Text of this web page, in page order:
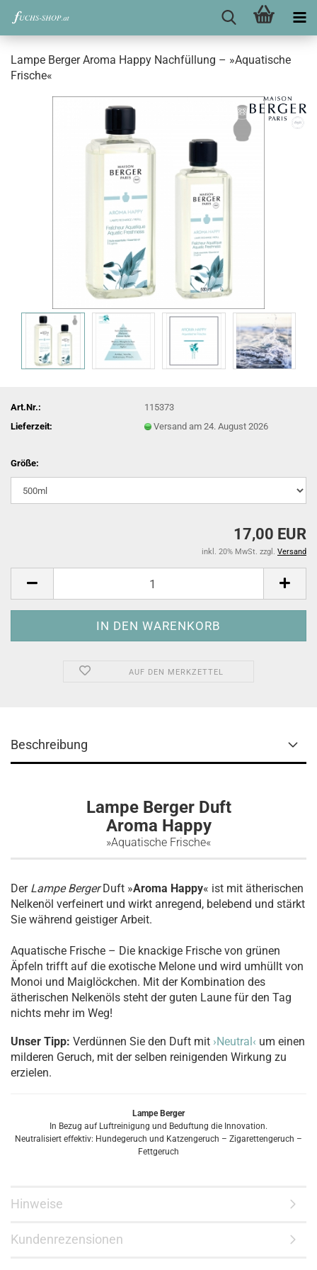
Lampe Berger Aroma Happy Nachfüllung – »Aquatische
Frische«
Art.Nr.:
115373
Lieferzeit:
Versand am 24. August 2026
Größe:
17,00 EUR
inkl. 20% MwSt. zzgl. Versand
AUF DEN MERKZETTEL
Beschreibung
Lampe Berger Duft
Aroma Happy
»Aquatische Frische«
Der Lampe BergerDuft »Aroma Happy« ist mit ätherischen
Nelkenöl verfeinert und wirkt anregend, belebend und stärkt
Sie während geistiger Arbeit.
Aquatische Frische – Die knackige Frische von grünen
Äpfeln trifft auf die exotische Melone und wird umhüllt von
Monoi und Maiglöckchen. Mit der Kombination des
ätherischen Nelkenöls steht der guten Laune für den Tag
nichts mehr im Weg!
Unser Tipp: Verdünnen Sie den Duft mit ›Neutral‹ um einen
milderen Geruch, mit der selben reinigenden Wirkung zu
erzielen.
Lampe Berger
In Bezug auf Luftreinigung und Beduftung die Innovation.
Neutralisiert effektiv: Hundegeruch und Katzengeruch – Zigarettengeruch –
Fettgeruch
Hinweise
Kundenrezensionen